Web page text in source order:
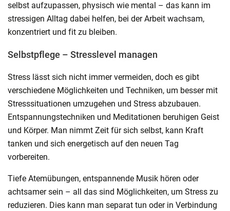
selbst aufzupassen, physisch wie mental – das kann im
stressigen Alltag dabei helfen, bei der Arbeit wachsam,
konzentriert und fit zu bleiben.
Selbstpflege – Stresslevel managen
Stress lässt sich nicht immer vermeiden, doch es gibt
verschiedene Möglichkeiten und Techniken, um besser mit
Stresssituationen umzugehen und Stress abzubauen.
Entspannungstechniken und Meditationen beruhigen Geist
und Körper. Man nimmt Zeit für sich selbst, kann Kraft
tanken und sich energetisch auf den neuen Tag
vorbereiten.
Tiefe Atemübungen, entspannende Musik hören oder
achtsamer sein – all das sind Möglichkeiten, um Stress zu
reduzieren. Dies kann man separat tun oder in Verbindung